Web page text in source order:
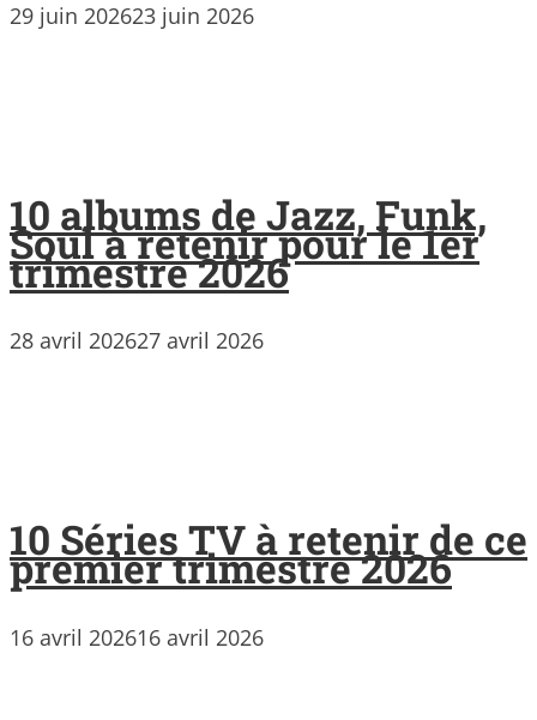
29 juin 202623 juin 2026
10 albums de Jazz, Funk,
Soul à retenir pour le 1er
trimestre 2026
28 avril 202627 avril 2026
10 Séries TV à retenir de ce
premier trimestre 2026
16 avril 202616 avril 2026